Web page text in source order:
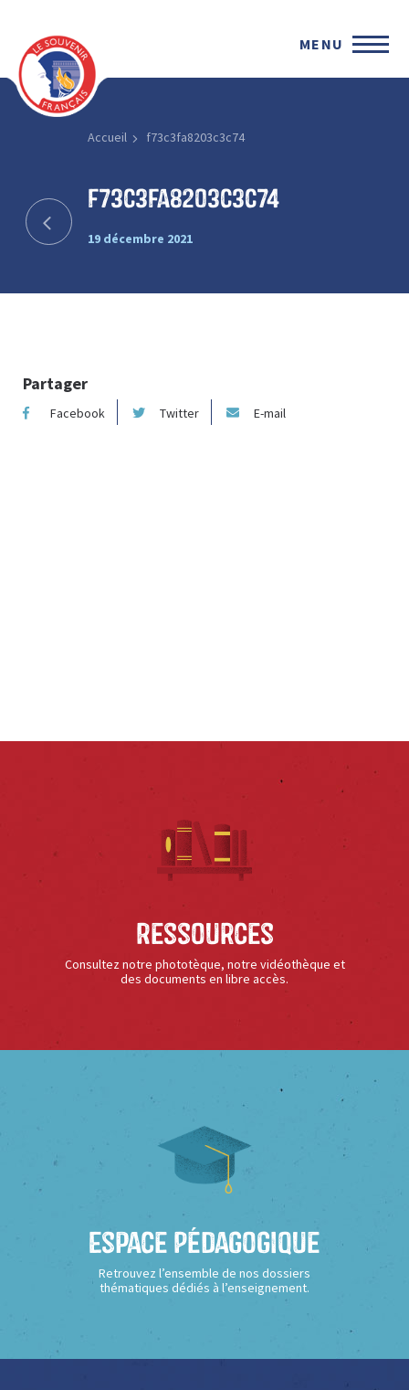
MENU
Accueil f73c3fa8203c3c74
f73c3fa8203c3c74
19 décembre 2021
Partager
Facebook Twitter E-mail
Ressources
Consultez notre phototèque, notre vidéothèque et
des documents en libre accès.
Espace Pédagogique
Retrouvez l’ensemble de nos dossiers
thématiques dédiés à l’enseignement.